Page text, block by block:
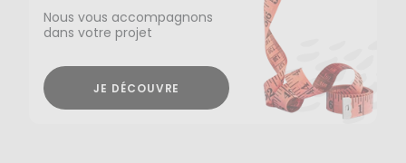
Nous vous accompagnons
dans votre projet
JE DÉCOUVRE